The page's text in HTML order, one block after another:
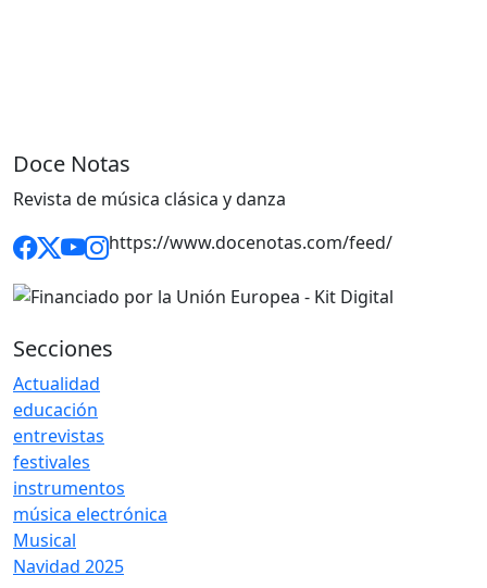
Doce Notas
Revista de música clásica y danza
https://www.docenotas.com/feed/
Secciones
Actualidad
educación
entrevistas
festivales
instrumentos
música electrónica
Musical
Navidad 2025